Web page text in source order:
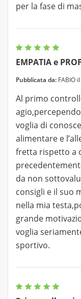
per la fase di
EMPATIA e
Pubblicata da: FABIO
Al primo
voglia di
alimentare e
fretta rispetto a
da non
consigli e il suo
nella mia
grande
voglia
sportivo.